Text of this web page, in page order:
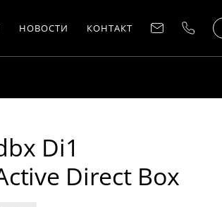
НОВОСТИ КОНТАКТ
Di1
Direct Box